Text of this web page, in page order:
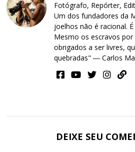
Fotógrafo, Repórter,
Um dos fundadores da
joelhos não é racional.
Mesmo os escravos
obrigados a ser livres,
quebradas" ― Carlos
DEIXE SEU